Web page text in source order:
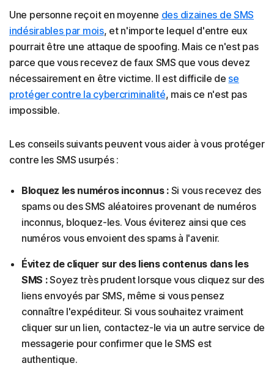
Une personne reçoit en moyenne des dizaines de SMS
indésirables par mois, et n'importe lequel d'entre eux
pourrait être une attaque de spoofing. Mais ce n'est pas
parce que vous recevez de faux SMS que vous devez
nécessairement en être victime. Il est difficile de se
protéger contre la cybercriminalité, mais ce n'est pas
impossible.
Les conseils suivants peuvent vous aider à vous protéger
contre les SMS usurpés :
Bloquez les numéros inconnus : Si vous recevez des
spams ou des SMS aléatoires provenant de numéros
inconnus, bloquez-les. Vous éviterez ainsi que ces
numéros vous envoient des spams à l'avenir.
Évitez de cliquer sur des liens contenus dans les
SMS :Soyez très prudent lorsque vous cliquez sur des
liens envoyés par SMS, même si vous pensez
connaître l'expéditeur. Si vous souhaitez vraiment
cliquer sur un lien, contactez-le via un autre service de
messagerie pour confirmer que le SMS est
authentique.